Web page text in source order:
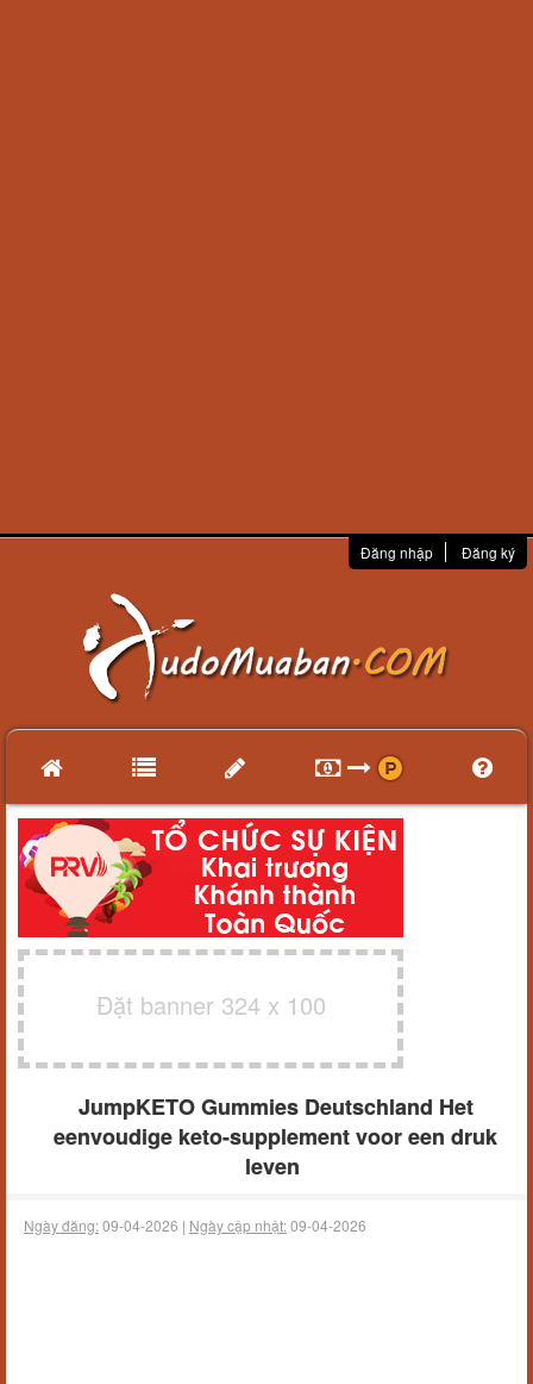
Đăng nhập Đăng ký
Đặt banner 324 x 100
JumpKETO Gummies Deutschland Het
eenvoudige keto-supplement voor een druk
leven
Ngày đăng:09-04-2026 | Ngày cập nhật:09-04-2026